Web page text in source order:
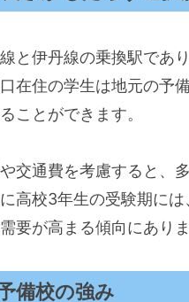
と伊丹線の乗換駅であり
在住の学生は地元の予
ことができます。
交通費を考慮すると、
高校3年生の受験期には
要が高まる傾向にありま
備校の強み